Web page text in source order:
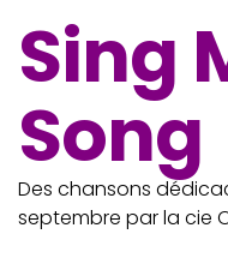
Sing
Song
Des chansons
septembre par la cie